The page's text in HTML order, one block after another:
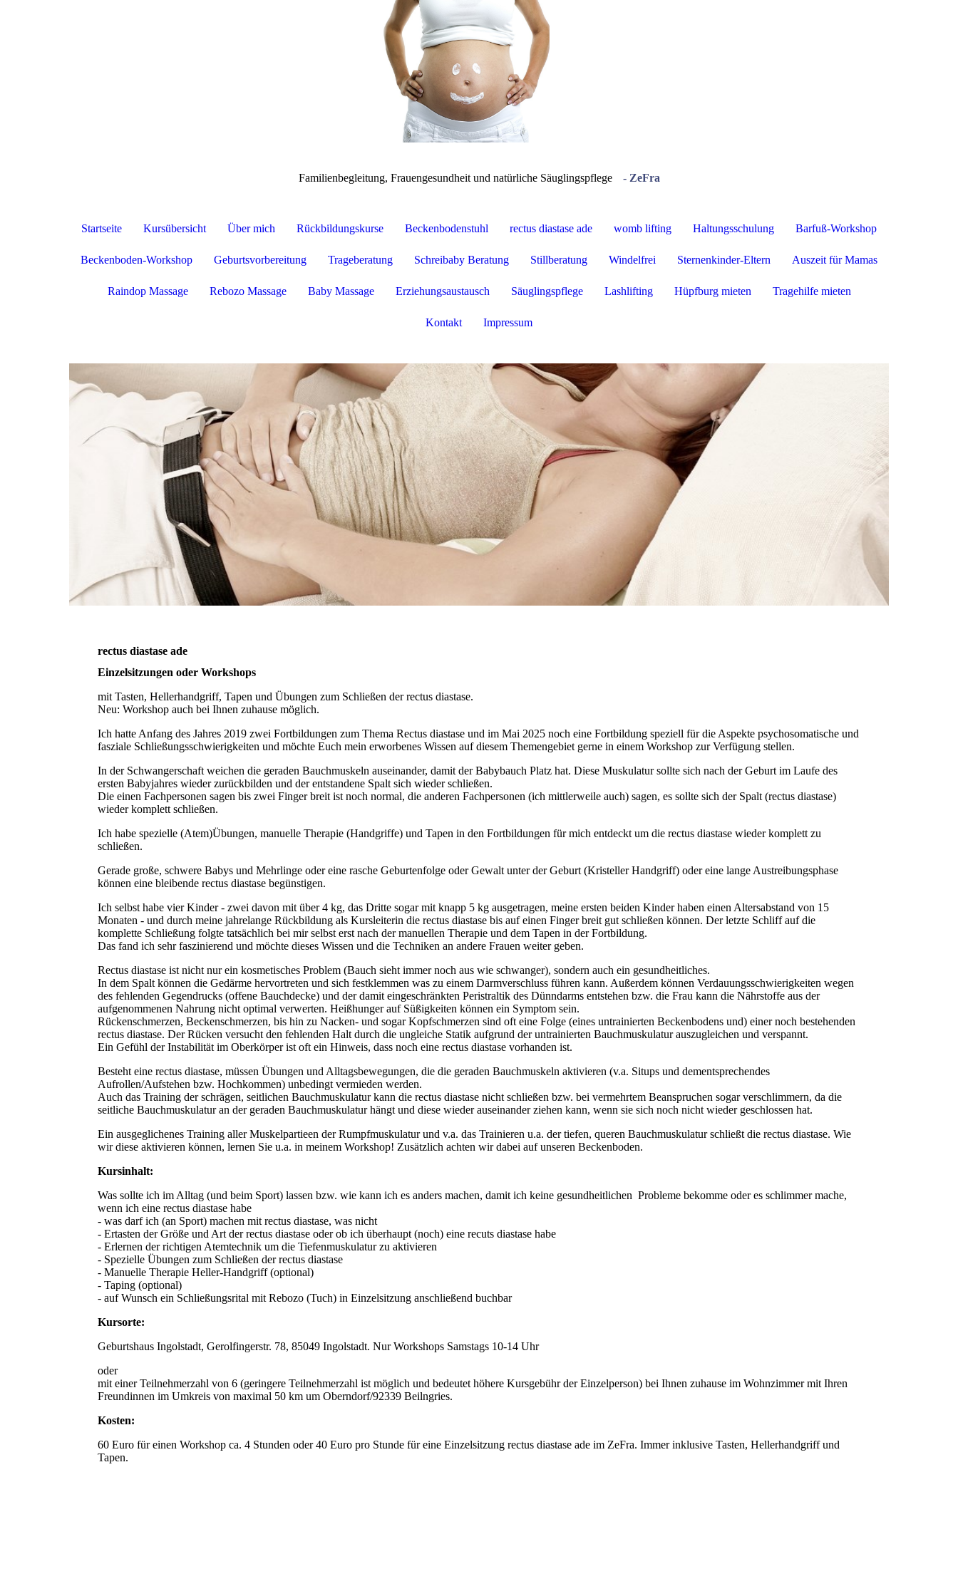
Familienbegleitung, Frauengesundheit und natürliche Säuglingspflege - ZeFra
Startseite Kursübersicht Über mich Rückbildungskurse Beckenbodenstuhl rectus diastase ade womb lifting Haltungsschulung Barfuß-Workshop
Beckenboden-Workshop Geburtsvorbereitung Trageberatung Schreibaby Beratung Stillberatung Windelfrei Sternenkinder-Eltern Auszeit für Mamas
Raindop Massage Rebozo Massage Baby Massage Erziehungsaustausch Säuglingspflege Lashlifting Hüpfburg mieten Tragehilfe mieten
Kontakt Impressum
rectus diastase ade
Einzelsitzungen oder Workshops
mit Tasten, Hellerhandgriff, Tapen und Übungen zum Schließen der rectus diastase.
Neu: Workshop auch bei Ihnen zuhause möglich.
Ich hatte Anfang des Jahres 2019 zwei Fortbildungen zum Thema Rectus diastase und im Mai 2025 noch eine Fortbildung speziell für die Aspekte psychosomatische und
fasziale Schließungsschwierigkeiten und möchte Euch mein erworbenes Wissen auf diesem Themengebiet gerne in einem Workshop zur Verfügung stellen.
In der Schwangerschaft weichen die geraden Bauchmuskeln auseinander, damit der Babybauch Platz hat. Diese Muskulatur sollte sich nach der Geburt im Laufe des
ersten Babyjahres wieder zurückbilden und der entstandene Spalt sich wieder schließen.
Die einen Fachpersonen sagen bis zwei Finger breit ist noch normal, die anderen Fachpersonen (ich mittlerweile auch) sagen, es sollte sich der Spalt (rectus diastase)
wieder komplett schließen.
Ich habe spezielle (Atem)Übungen, manuelle Therapie (Handgriffe) und Tapen in den Fortbildungen für mich entdeckt um die rectus diastase wieder komplett zu
schließen.
Gerade große, schwere Babys und Mehrlinge oder eine rasche Geburtenfolge oder Gewalt unter der Geburt (Kristeller Handgriff) oder eine lange Austreibungsphase
können eine bleibende rectus diastase begünstigen.
Ich selbst habe vier Kinder - zwei davon mit über 4 kg, das Dritte sogar mit knapp 5 kg ausgetragen, meine ersten beiden Kinder haben einen Altersabstand von 15
Monaten - und durch meine jahrelange Rückbildung als Kursleiterin die rectus diastase bis auf einen Finger breit gut schließen können. Der letzte Schliff auf die
komplette Schließung folgte tatsächlich bei mir selbst erst nach der manuellen Therapie und dem Tapen in der Fortbildung.
Das fand ich sehr faszinierend und möchte dieses Wissen und die Techniken an andere Frauen weiter geben.
Rectus diastase ist nicht nur ein kosmetisches Problem (Bauch sieht immer noch aus wie schwanger), sondern auch ein gesundheitliches.
In dem Spalt können die Gedärme hervortreten und sich festklemmen was zu einem Darmverschluss führen kann. Außerdem können Verdauungsschwierigkeiten wegen
des fehlenden Gegendrucks (offene Bauchdecke) und der damit eingeschränkten Peristraltik des Dünndarms entstehen bzw. die Frau kann die Nährstoffe aus der
aufgenommenen Nahrung nicht optimal verwerten. Heißhunger auf Süßigkeiten können ein Symptom sein.
Rückenschmerzen, Beckenschmerzen, bis hin zu Nacken- und sogar Kopfschmerzen sind oft eine Folge (eines untrainierten Beckenbodens und) einer noch bestehenden
rectus diastase. Der Rücken versucht den fehlenden Halt durch die ungleiche Statik aufgrund der untrainierten Bauchmuskulatur auszugleichen und verspannt.
Ein Gefühl der Instabilität im Oberkörper ist oft ein Hinweis, dass noch eine rectus diastase vorhanden ist.
Besteht eine rectus diastase, müssen Übungen und Alltagsbewegungen, die die geraden Bauchmuskeln aktivieren (v.a. Situps und dementsprechendes
Aufrollen/Aufstehen bzw. Hochkommen) unbedingt vermieden werden.
Auch das Training der schrägen, seitlichen Bauchmuskulatur kann die rectus diastase nicht schließen bzw. bei vermehrtem Beanspruchen sogar verschlimmern, da die
seitliche Bauchmuskulatur an der geraden Bauchmuskulatur hängt und diese wieder auseinander ziehen kann, wenn sie sich noch nicht wieder geschlossen hat.
Ein ausgeglichenes Training aller Muskelpartieen der Rumpfmuskulatur und v.a. das Trainieren u.a. der tiefen, queren Bauchmuskulatur schließt die rectus diastase. Wie
wir diese aktivieren können, lernen Sie u.a. in meinem Workshop! Zusätzlich achten wir dabei auf unseren Beckenboden.
Kursinhalt:
Was sollte ich im Alltag (und beim Sport) lassen bzw. wie kann ich es anders machen, damit ich keine gesundheitlichen Probleme bekomme oder es schlimmer mache,
wenn ich eine rectus diastase habe
- was darf ich (an Sport) machen mit rectus diastase, was nicht
- Ertasten der Größe und Art der rectus diastase oder ob ich überhaupt (noch) eine recuts diastase habe
- Erlernen der richtigen Atemtechnik um die Tiefenmuskulatur zu aktivieren
- Spezielle Übungen zum Schließen der rectus diastase
- Manuelle Therapie Heller-Handgriff (optional)
- Taping (optional)
- auf Wunsch ein Schließungsrital mit Rebozo (Tuch) in Einzelsitzung anschließend buchbar
Kursorte:
Geburtshaus Ingolstadt, Gerolfingerstr. 78, 85049 Ingolstadt. Nur Workshops Samstags 10-14 Uhr
oder
mit einer Teilnehmerzahl von 6 (geringere Teilnehmerzahl ist möglich und bedeutet höhere Kursgebühr der Einzelperson) bei Ihnen zuhause im Wohnzimmer mit Ihren
Freundinnen im Umkreis von maximal 50 km um Oberndorf/92339 Beilngries.
Kosten:
60 Euro für einen Workshop ca. 4 Stunden oder 40 Euro pro Stunde für eine Einzelsitzung rectus diastase ade im ZeFra. Immer inklusive Tasten, Hellerhandgriff und
Tapen.